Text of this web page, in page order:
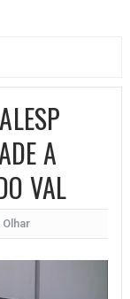
A
VAL
Olhar